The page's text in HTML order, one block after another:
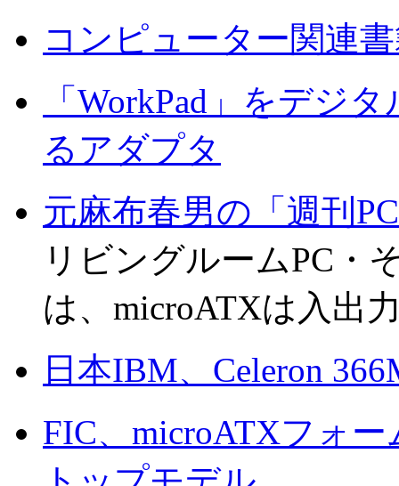
コンピューター関連
「WorkPad」をデジ
るアダプタ
元麻布春男の「週刊
リビングルームPC
は、microATXは入出
日本IBM、Celeron
FIC、microATXフォ